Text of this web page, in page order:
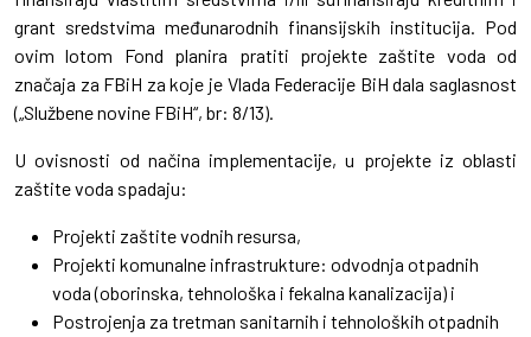
grant sredstvima međunarodnih finansijskih institucija. Pod
ovim lotom Fond planira pratiti projekte zaštite voda od
značaja za FBiH za koje je Vlada Federacije BiH dala saglasnost
(„Službene novine FBiH“, br: 8/13).
U ovisnosti od načina implementacije, u projekte iz oblasti
zaštite voda spadaju:
Projekti zaštite vodnih resursa,
Projekti komunalne infrastrukture: odvodnja otpadnih
voda (oborinska, tehnološka i fekalna kanalizacija) i
Postrojenja za tretman sanitarnih i tehnoloških otpadnih